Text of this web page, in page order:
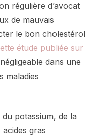
régulière d’avocat
de mauvais
le bon cholestérol
étude publiée sur
dans une
maladies
du potassium, de la
gras